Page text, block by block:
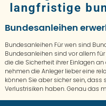
langfristige
Bundesanleihen
Bundesanleihen Für wen sind
Bundesanleihen sind vor allem
die die Sicherheit ihrer Einlagen
nehmen die Anleger lieber eine
können Sie aber sicher sein, dass
Verlustrisiken haben. Genau das